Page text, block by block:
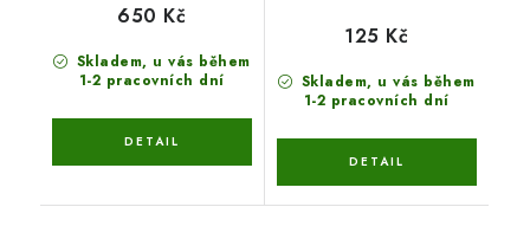
Skladem, u vás během
1-2 pracovních dní
650 Kč
Skladem, u vás během
1-2 pracovních dní
125 Kč